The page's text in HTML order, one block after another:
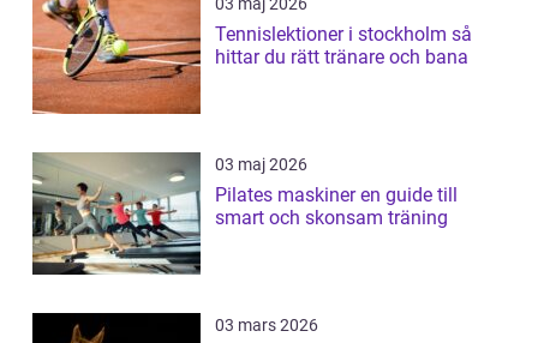
Tennislektioner i stockholm så
hittar du rätt tränare och bana
03 maj 2026
Pilates maskiner en guide till
smart och skonsam träning
03 mars 2026